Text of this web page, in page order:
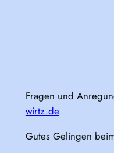
Fragen und
wirtz.de
Gutes Gelingen